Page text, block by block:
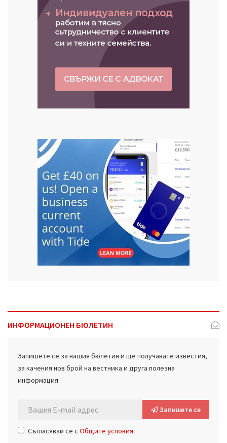
ИНФОРМАЦИОНЕН БЮЛЕТИН
Запишете се за нашия бюлетин и ще получавате известия,
за качения нов брой на вестника и друга полезна
информация.
Запишете се
Съгласявам се с Общите условия